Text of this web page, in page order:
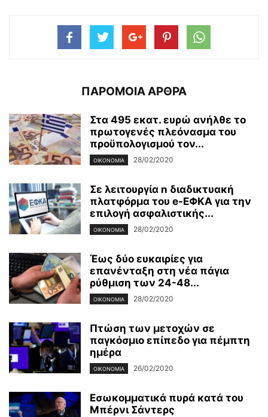
ΠΑΡΟΜΟΙΑ ΑΡΘΡΑ
Στα 495 εκατ. ευρώ ανήλθε το
πρωτογενές πλεόνασμα του
προϋπολογισμού τον...
ΟΙΚΟΝΟΜΊΑ 28/02/2020
Σε λειτουργία n διαδικτυακή
πλατφόρμα του e-ΕΦΚΑ για την
επιλογή ασφαλιστικής...
ΟΙΚΟΝΟΜΊΑ 28/02/2020
Έως δύο ευκαιρίες για
επανένταξη στη νέα πάγια
ρύθμιση των 24-48...
ΟΙΚΟΝΟΜΊΑ 28/02/2020
Πτώση των μετοχών σε
παγκόσμιο επίπεδο για πέμπτη
ημέρα
ΟΙΚΟΝΟΜΊΑ 26/02/2020
Εσωκομματικά πυρά κατά του
Μπέρνι Σάντερς